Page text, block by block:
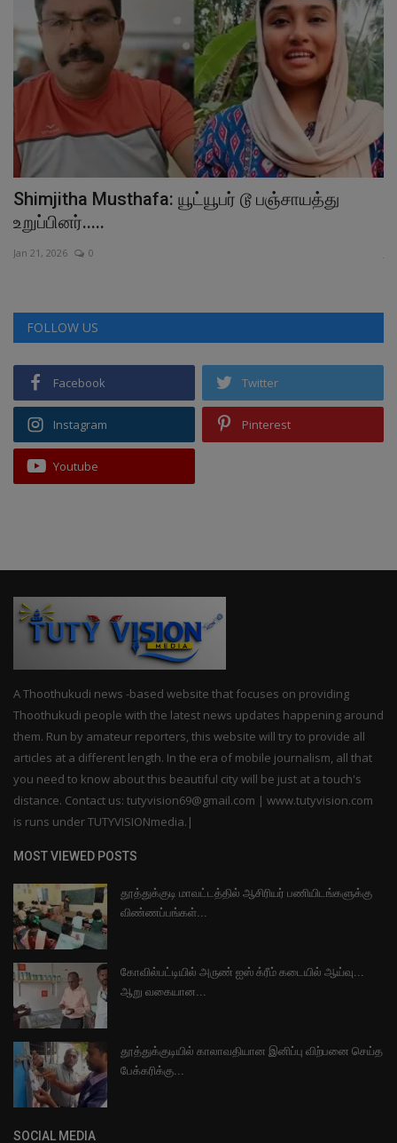
Shimjitha Musthafa: யூட்யூபர் டூ பஞ்சாயத்து
உறுப்பினர்.....
Jan 21, 2026 0
FOLLOW US
Facebook Twitter
Instagram Pinterest
Youtube
A Thoothukudi news -based website that focuses on providing
Thoothukudi people with the latest news updates happening around
them. Run by amateur reporters, this website will try to provide all
articles at a different length. In the era of mobile journalism, all that
you need to know about this beautiful city will be just at a touch's
distance. Contact us: tutyvision69@gmail.com | www.tutyvision.com
is runs under TUTYVISIONmedia.|
MOST VIEWED POSTS
தூத்துக்குடி மாவட்டத்தில் ஆசிரியர் பணியிடங்களுக்கு
விண்ணப்பங்கள்...
கோவில்பட்டியில் அருண் ஐஸ் க்ரீம் கடையில் ஆய்வு...
ஆறு வகையான...
தூத்துக்குடியில் காலாவதியான இனிப்பு விற்பனை செய்த
பேக்கரிக்கு...
SOCIAL MEDIA